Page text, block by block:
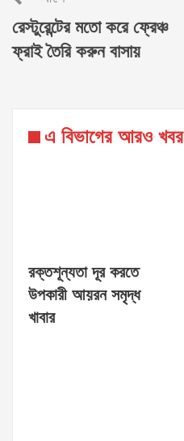
রেস্টুরেন্টের মতো করে ফ্রেঞ্চ
ফ্রাই তৈরি করুন বাসায়
এ বিভাগের আরও খবর
রক্তশূন্যতা দূর করতে
উপকারী আয়রন সমৃদ্ধ
খাবার